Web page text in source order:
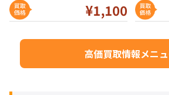
¥1,100
高価買取情報メニ